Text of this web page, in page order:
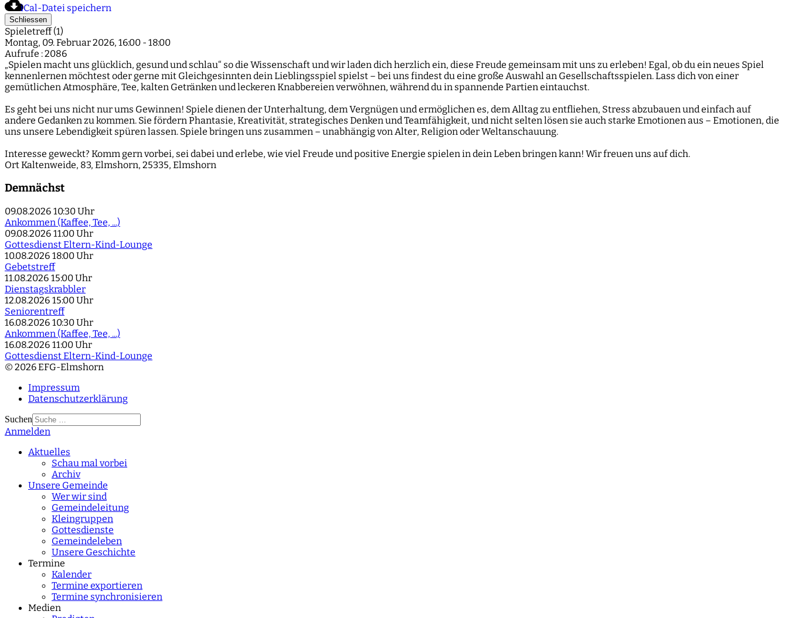
iCal-Datei speichern
Schliessen
Spieletreff (1)
Montag, 09. Februar 2026, 16:00 - 18:00
Aufrufe : 2086
„Spielen macht uns glücklich, gesund und schlau“ so die Wissenschaft und wir laden dich herzlich ein, diese Freude gemeinsam mit uns zu erleben! Egal, ob du ein neues Spiel
kennenlernen möchtest oder gerne mit Gleichgesinnten dein Lieblingsspiel spielst – bei uns findest du eine große Auswahl an Gesellschaftsspielen. Lass dich von einer
gemütlichen Atmosphäre, Tee, kalten Getränken und leckeren Knabbereien verwöhnen, während du in spannende Partien eintauchst.
Es geht bei uns nicht nur ums Gewinnen! Spiele dienen der Unterhaltung, dem Vergnügen und ermöglichen es, dem Alltag zu entfliehen, Stress abzubauen und einfach auf
andere Gedanken zu kommen. Sie fördern Phantasie, Kreativität, strategisches Denken und Teamfähigkeit, und nicht selten lösen sie auch starke Emotionen aus – Emotionen, die
uns unsere Lebendigkeit spüren lassen. Spiele bringen uns zusammen – unabhängig von Alter, Religion oder Weltanschauung.
Interesse geweckt? Komm gern vorbei, sei dabei und erlebe, wie viel Freude und positive Energie spielen in dein Leben bringen kann! Wir freuen uns auf dich.
OrtKaltenweide, 83, Elmshorn, 25335, Elmshorn
Demnächst
09.08.2026 10:30 Uhr
Ankommen (Kaffee, Tee, ...)
09.08.2026 11:00 Uhr
Gottesdienst Eltern-Kind-Lounge
10.08.2026 18:00 Uhr
Gebetstreff
11.08.2026 15:00 Uhr
Dienstagskrabbler
12.08.2026 15:00 Uhr
Seniorentreff
16.08.2026 10:30 Uhr
Ankommen (Kaffee, Tee, ...)
16.08.2026 11:00 Uhr
Gottesdienst Eltern-Kind-Lounge
© 2026 EFG-Elmshorn
Impressum
Datenschutzerklärung
Suchen
Type 2 or more
Anmelden
Aktuelles
Schau mal vorbei
Archiv
Unsere Gemeinde
Wer wir sind
Gemeindeleitung
Kleingruppen
Gottesdienste
Gemeindeleben
Unsere Geschichte
Termine
Kalender
Termine exportieren
Termine synchronisieren
Medien